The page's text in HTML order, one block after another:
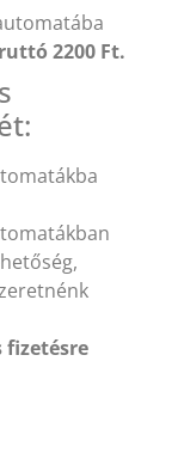
2200 Ft.
fizetésre